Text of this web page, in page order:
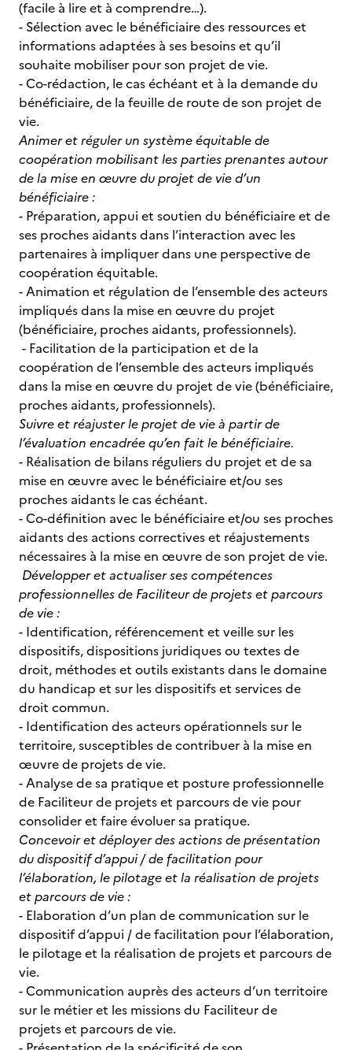
(facile à lire et à comprendre…).
- Sélection avec le bénéficiaire des ressources et
informations adaptées à ses besoins et qu’il
souhaite mobiliser pour son projet de vie.
- Co-rédaction, le cas échéant et à la demande du
bénéficiaire, de la feuille de route de son projet de
vie.
Animer et réguler un système équitable de
coopération mobilisant les parties prenantes autour
de la mise en œuvre du projet de vie d’un
bénéficiaire :
- Préparation, appui et soutien du bénéficiaire et de
ses proches aidants dans l’interaction avec les
partenaires à impliquer dans une perspective de
coopération équitable.
- Animation et régulation de l’ensemble des acteurs
impliqués dans la mise en œuvre du projet
(bénéficiaire, proches aidants, professionnels).
- Facilitation de la participation et de la
coopération de l’ensemble des acteurs impliqués
dans la mise en œuvre du projet de vie (bénéficiaire,
proches aidants, professionnels).
Suivre et réajuster le projet de vie à partir de
l’évaluation encadrée qu’en fait le bénéficiaire.
- Réalisation de bilans réguliers du projet et de sa
mise en œuvre avec le bénéficiaire et/ou ses
proches aidants le cas échéant.
- Co-définition avec le bénéficiaire et/ou ses proches
aidants des actions correctives et réajustements
nécessaires à la mise en œuvre de son projet de vie.
Développer et actualiser ses compétences
professionnelles de Faciliteur de projets et parcours
de vie :
- Identification, référencement et veille sur les
dispositifs, dispositions juridiques ou textes de
droit, méthodes et outils existants dans le domaine
du handicap et sur les dispositifs et services de
droit commun.
- Identification des acteurs opérationnels sur le
territoire, susceptibles de contribuer à la mise en
œuvre de projets de vie.
- Analyse de sa pratique et posture professionnelle
de Faciliteur de projets et parcours de vie pour
consolider et faire évoluer sa pratique.
Concevoir et déployer des actions de présentation
du dispositif d’appui / de facilitation pour
l’élaboration, le pilotage et la réalisation de projets
et parcours de vie :
- Elaboration d’un plan de communication sur le
dispositif d’appui / de facilitation pour l’élaboration,
le pilotage et la réalisation de projets et parcours de
vie.
- Communication auprès des acteurs d’un territoire
sur le métier et les missions du Faciliteur de
projets et parcours de vie.